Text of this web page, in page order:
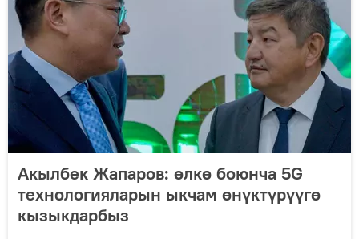
Акылбек Жапаров: өлкө боюнча 5G
технологияларын ыкчам өнүктүрүүгө
кызыкдарбыз